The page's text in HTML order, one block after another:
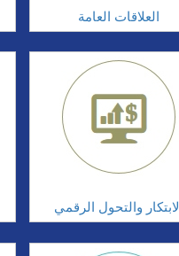
العلاقات العامة
الابتكار والتحول الرقمي